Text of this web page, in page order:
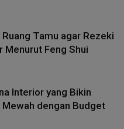
Ruang Tamu agar Rezeki
Menurut Feng Shui
Interior yang Bikin
dengan Budget